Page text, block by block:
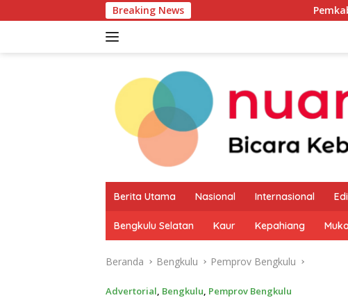
ke
Breaking News Pemkab Kaur Mulai
Berita Utama Nasional Internasional
Bengkulu Selatan Kaur Kepahiang
Beranda Bengkulu Pemprov Bengkulu
Advertorial, Bengkulu, Pemprov Bengkulu